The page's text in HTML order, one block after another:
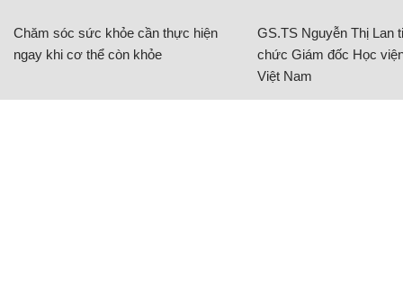
Chăm sóc sức khỏe cần thực hiện
ngay khi cơ thể còn khỏe
GS.TS Nguyễn Thị Lan
chức Giám đốc Học
Việt Nam